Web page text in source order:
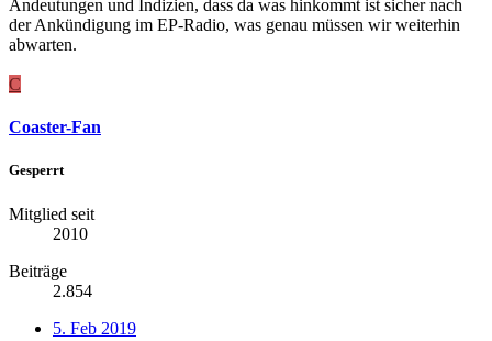
Andeutungen und Indizien, dass da was hinkommt ist sicher nach
der Ankündigung im EP-Radio, was genau müssen wir weiterhin
abwarten.
C
Coaster-Fan
Gesperrt
Mitglied seit
2010
Beiträge
2.854
5. Feb 2019